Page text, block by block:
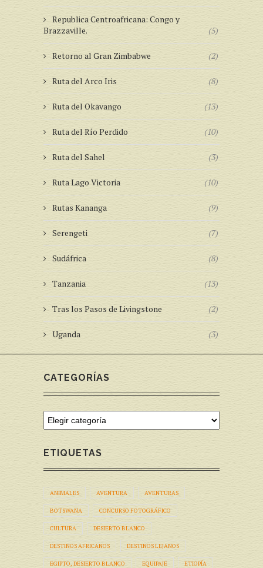
Republica Centroafricana: Congo y
Brazzaville.
(5)
Retorno al Gran Zimbabwe (2)
Ruta del Arco Iris (8)
Ruta del Okavango (13)
Ruta del Río Perdido (10)
Ruta del Sahel (3)
Ruta Lago Victoria (10)
Rutas Kananga (9)
Serengeti (7)
Sudáfrica (8)
Tanzania (13)
Tras los Pasos de Livingstone (2)
Uganda (3)
CATEGORÍAS
ETIQUETAS
ANIMALES AVENTURA AVENTURAS
BOTSWANA CONCURSO FOTOGRÁFICO
CULTURA DESIERTO BLANCO
DESTINOS AFRICANOS DESTINOS LEJANOS
EGIPTO, DESIERTO BLANCO EQUIPAJE ETIOPÍA